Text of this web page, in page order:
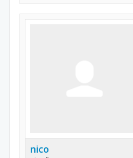
nico